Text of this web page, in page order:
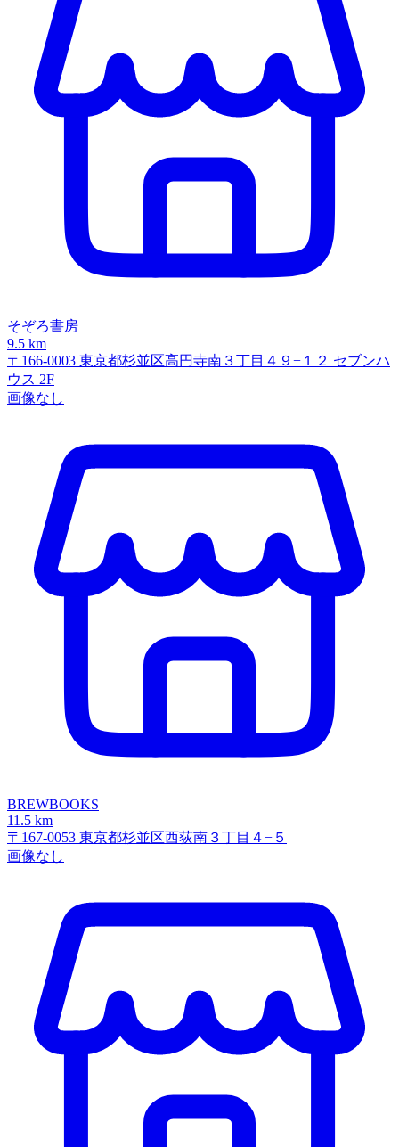
そぞろ書房
9.5 km
〒166-0003 東京都杉並区高円寺南３丁目４９−１２ セブンハ
ウス 2F
画像なし
BREWBOOKS
11.5 km
〒167-0053 東京都杉並区西荻南３丁目４−５
画像なし